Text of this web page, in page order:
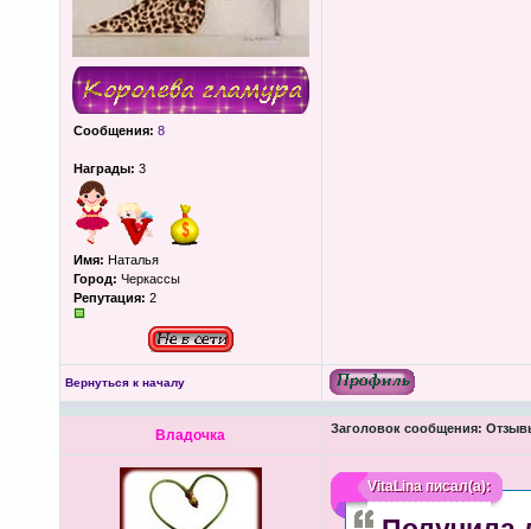
Сообщения: 8
Награды: 3
Имя: Наталья
Город: Черкассы
Репутация: 2
Вернуться к началу
Владочка Заголовок сообщения:
VitaLinaписал(а):